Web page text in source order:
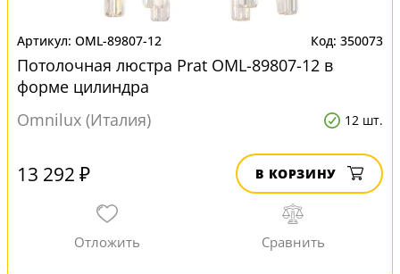
OML-89807-12 350073
Потолочная люстра Prat OML-89807-12 в
форме цилиндра
Omnilux (Италия)
12 шт.
13 292 ₽ В КОРЗИНУ